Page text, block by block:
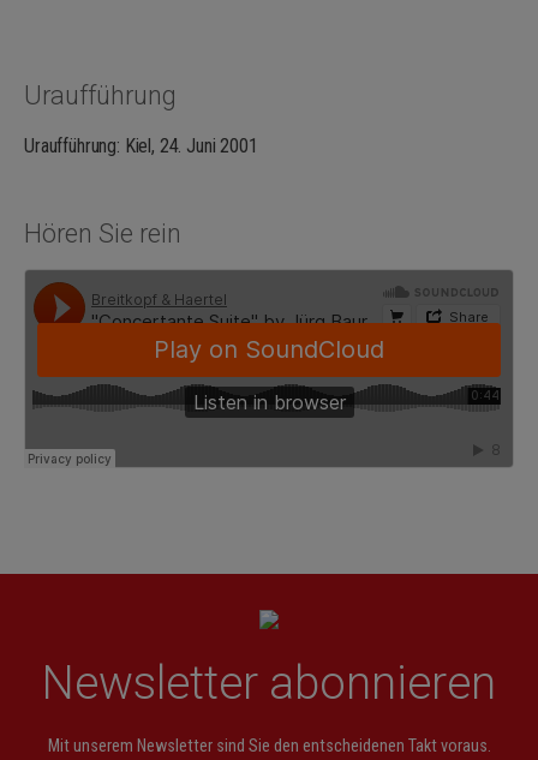
Uraufführung
Uraufführung: Kiel, 24. Juni 2001
Hören Sie rein
Newsletter abonnieren
Mit unserem Newsletter sind Sie den entscheidenen Takt voraus.